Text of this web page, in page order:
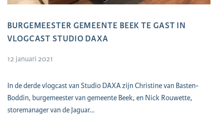
BURGEMEESTER GEMEENTE BEEK TE GAST IN
VLOGCAST STUDIO DAXA
12 januari 2021
​In de derde vlogcast van Studio DAXA zijn Christine van Basten-
Boddin, burgemeester van gemeente Beek, en Nick Rouwette,
storemanager van de Jaguar…